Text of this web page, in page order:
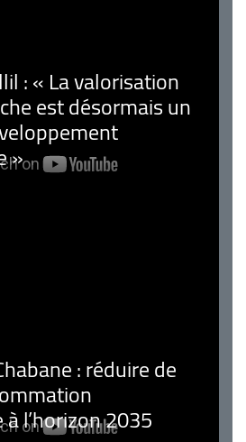
: « La valorisation
est désormais un
»
: réduire de
l’horizon 2035